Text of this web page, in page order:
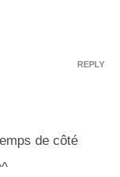
de côté
REPLY